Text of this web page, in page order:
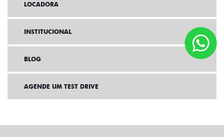
LOCADORA
INSTITUCIONAL
BLOG
AGENDE UM TEST DRIVE